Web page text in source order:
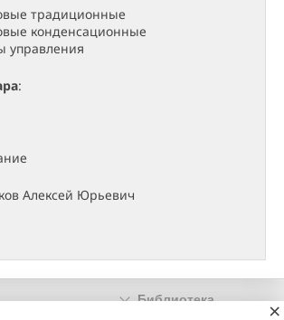
традиционные
конденсационные
управления
:
Алексей Юрьевич
Библиотека
×